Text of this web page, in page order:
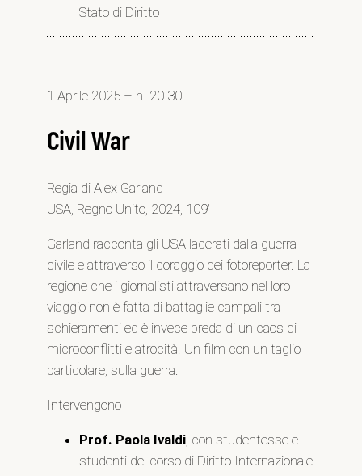
Stato di Diritto
1 Aprile 2025 – h. 20.30
Civil War
Regia di Alex Garland
USA, Regno Unito, 2024, 109′
Garland racconta gli USA lacerati dalla guerra
civile e attraverso il coraggio dei fotoreporter. La
regione che i giornalisti attraversano nel loro
viaggio non è fatta di battaglie campali tra
schieramenti ed è invece preda di un caos di
microconflitti e atrocità. Un film con un taglio
particolare, sulla guerra.
Intervengono
Prof. Paola Ivaldi, con studentesse e
studenti del corso di Diritto Internazionale